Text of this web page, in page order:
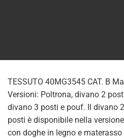
TESSUTO 40MG3545 CAT. B
Versioni: Poltrona, divano 2
divano 3 posti e pouf. Il divano
posti è disponibile nella
con doghe in legno e